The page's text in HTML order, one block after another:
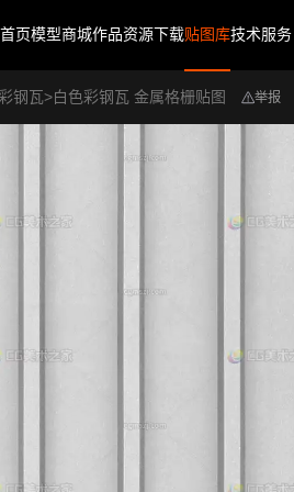
首页模型商城作品资源下载贴图库技术服务
彩钢瓦>白色彩钢瓦 金属格栅贴图 举报